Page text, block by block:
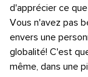
d'apprécier ce
Vous n'avez pas
envers une
globalité! C'est
même, dans une